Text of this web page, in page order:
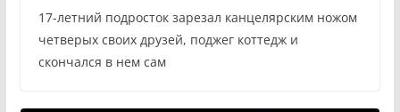
17-летний подросток зарезал канцелярским ножом
четверых своих друзей, поджег коттедж и
скончался в нем сам